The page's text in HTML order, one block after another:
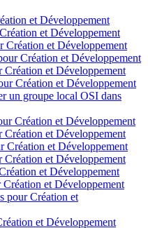
et Développement
et Développement
Création et Développement
Création et Développement
et Développement
Création et Développement
un groupe local OSI dans
Création et Développement
et Développement
Création et Développement
Création et Développement
et Développement
et Développement
pour Création et
et Développement